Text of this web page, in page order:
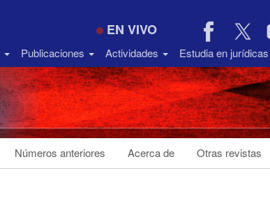
EN VIVO
Publicaciones Actividades Estudia en jurídicas
Números anteriores Acerca de Otras revistas